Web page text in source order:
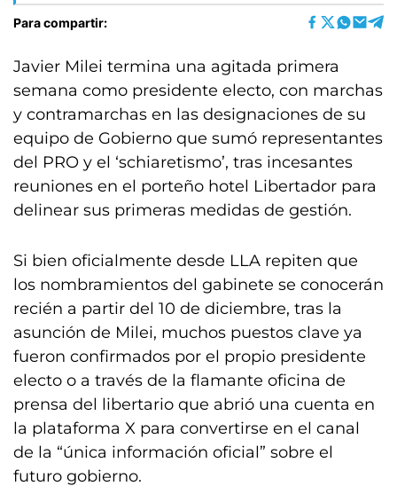
Para compartir:
Javier Milei termina una agitada primera
semana como presidente electo, con marchas
y contramarchas en las designaciones de su
equipo de Gobierno que sumó representantes
del PRO y el ‘schiaretismo’, tras incesantes
reuniones en el porteño hotel Libertador para
delinear sus primeras medidas de gestión.
Si bien oficialmente desde LLA repiten que
los nombramientos del gabinete se conocerán
recién a partir del 10 de diciembre, tras la
asunción de Milei, muchos puestos clave ya
fueron confirmados por el propio presidente
electo o a través de la flamante oficina de
prensa del libertario que abrió una cuenta en
la plataforma X para convertirse en el canal
de la “única información oficial” sobre el
futuro gobierno.